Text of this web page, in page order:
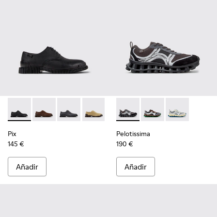
Pix - K101076-001 - Zapatos de piel negros para hombre.
Pix - K101076-010
Pix - K101076-008
Pix - K101076-006
Pix - K101076-005
Pix - K101076-003
Pix
145 €
Añadir
Pelotissima - K101134-003
Pelotissima -Pelotissima -
Pelotissima
190 €
Añadir